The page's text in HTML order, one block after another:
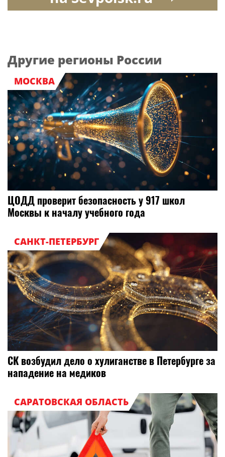
Другие регионы России
МОСКВА
ЦОДД проверит безопасность у 917 школ
Москвы к началу учебного года
САНКТ-ПЕТЕРБУРГ
СК возбудил дело о хулиганстве в Петербурге за
нападение на медиков
САРАТОВСКАЯ ОБЛАСТЬ